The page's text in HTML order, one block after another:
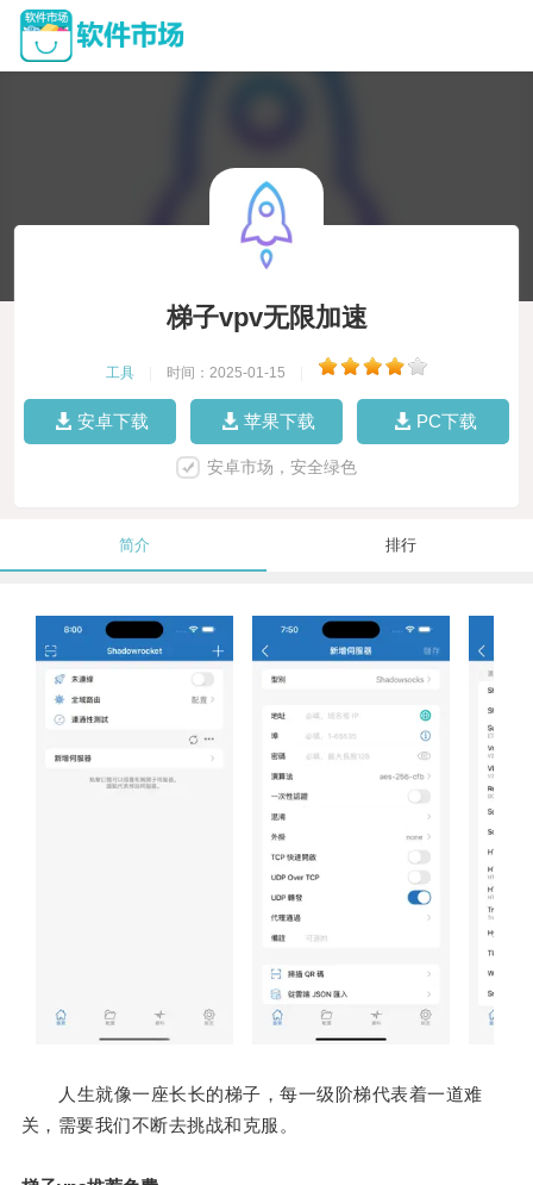
梯子vpv无限加速
工具 时间：2025-01-15
安卓下载 苹果下载 PC下载
安卓市场，安全绿色
简介 排行
人生就像一座长长的梯子，每一级阶梯代表着一道难
关，需要我们不断去挑战和克服。